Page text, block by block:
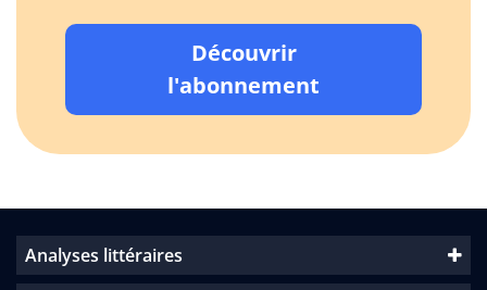
Découvrir
l'abonnement
Analyses littéraires